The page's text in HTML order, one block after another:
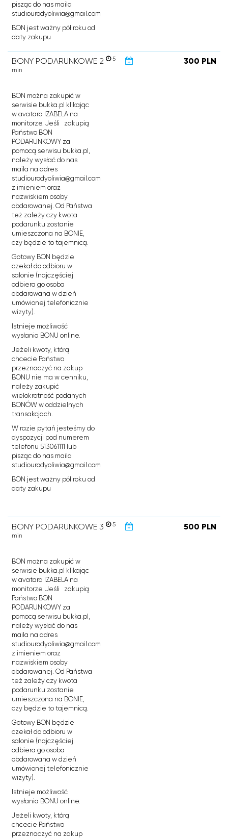
pisząc do nas maila
studiourodyoliwia@gmail.com
BON jest ważny pół roku od
daty zakupu
BONY PODARUNKOWE 2
5
min
300 PLN
BON można zakupić w
serwisie bukka.pl klikając
w avatara IZABELA na
monitorze. Jeśli zakupią
Państwo BON
PODARUNKOWY za
pomocą serwisu bukka.pl,
należy wysłać do nas
maila na adres
studiourodyoliwia@gmail.com
z imieniem oraz
nazwiskiem osoby
obdarowanej. Od Państwa
też zależy czy kwota
podarunku zostanie
umieszczona na BONIE,
czy będzie to tajemnicą.
Gotowy BON będzie
czekał do odbioru w
salonie (najczęściej
odbiera go osoba
obdarowana w dzień
umówionej telefonicznie
wizyty).
Istnieje możliwość
wysłania BONU online.
Jeżeli kwoty, którą
chcecie Państwo
przeznaczyć na zakup
BONU nie ma w cenniku,
należy zakupić
wielokrotność podanych
BONÓW w oddzielnych
transakcjach.
W razie pytań jesteśmy do
dyspozycji pod numerem
telefonu 513061111 lub
pisząc do nas maila
studiourodyoliwia@gmail.com
BON jest ważny pół roku od
daty zakupu
BONY PODARUNKOWE 3
5
min
500 PLN
BON można zakupić w
serwisie bukka.pl klikając
w avatara IZABELA na
monitorze. Jeśli zakupią
Państwo BON
PODARUNKOWY za
pomocą serwisu bukka.pl,
należy wysłać do nas
maila na adres
studiourodyoliwia@gmail.com
z imieniem oraz
nazwiskiem osoby
obdarowanej. Od Państwa
też zależy czy kwota
podarunku zostanie
umieszczona na BONIE,
czy będzie to tajemnicą.
Gotowy BON będzie
czekał do odbioru w
salonie (najczęściej
odbiera go osoba
obdarowana w dzień
umówionej telefonicznie
wizyty).
Istnieje możliwość
wysłania BONU online.
Jeżeli kwoty, którą
chcecie Państwo
przeznaczyć na zakup